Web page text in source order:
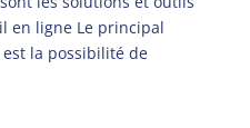
en ligne Le principal
la possibilité de